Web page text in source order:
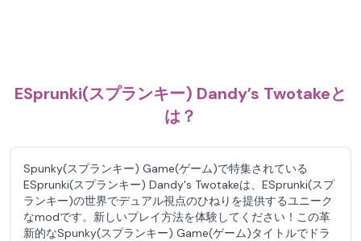
ESprunki(スプランキー) Dandy’s Twotakeと
は？
Spunky(スプランキー) Game(ゲーム)で特集されている
ESprunki(スプランキー) Dandy's Twotakeは、ESprunki(スプ
ランキー)の世界でデュアル視点のひねりを提供するユニーク
なmodです。新しいプレイ方法を体験してください！この革
新的なSpunky(スプランキー) Game(ゲーム)タイトルでドラ